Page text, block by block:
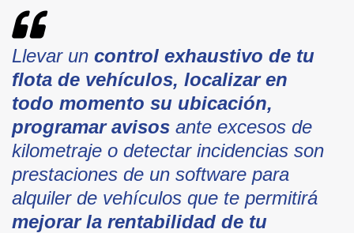
Llevar un control exhaustivo de tu
flota de vehículos, localizar en
todo momento su ubicación,
programar avisos ante excesos de
kilometraje o detectar incidencias son
prestaciones de un software para
alquiler de vehículos que te permitirá
mejorar la rentabilidad de tu